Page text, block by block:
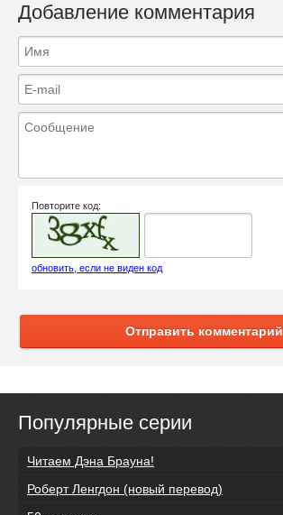
Добавление комментария
Повторите код:
обновить, если не виден код
Отправить комментарий
Популярные серии
Читаем Дэна Брауна!
Роберт Ленгдон (новый перевод)